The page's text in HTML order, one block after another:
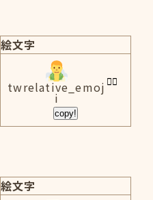
絵文字
twrelative_emoj
i
copy!
絵文字